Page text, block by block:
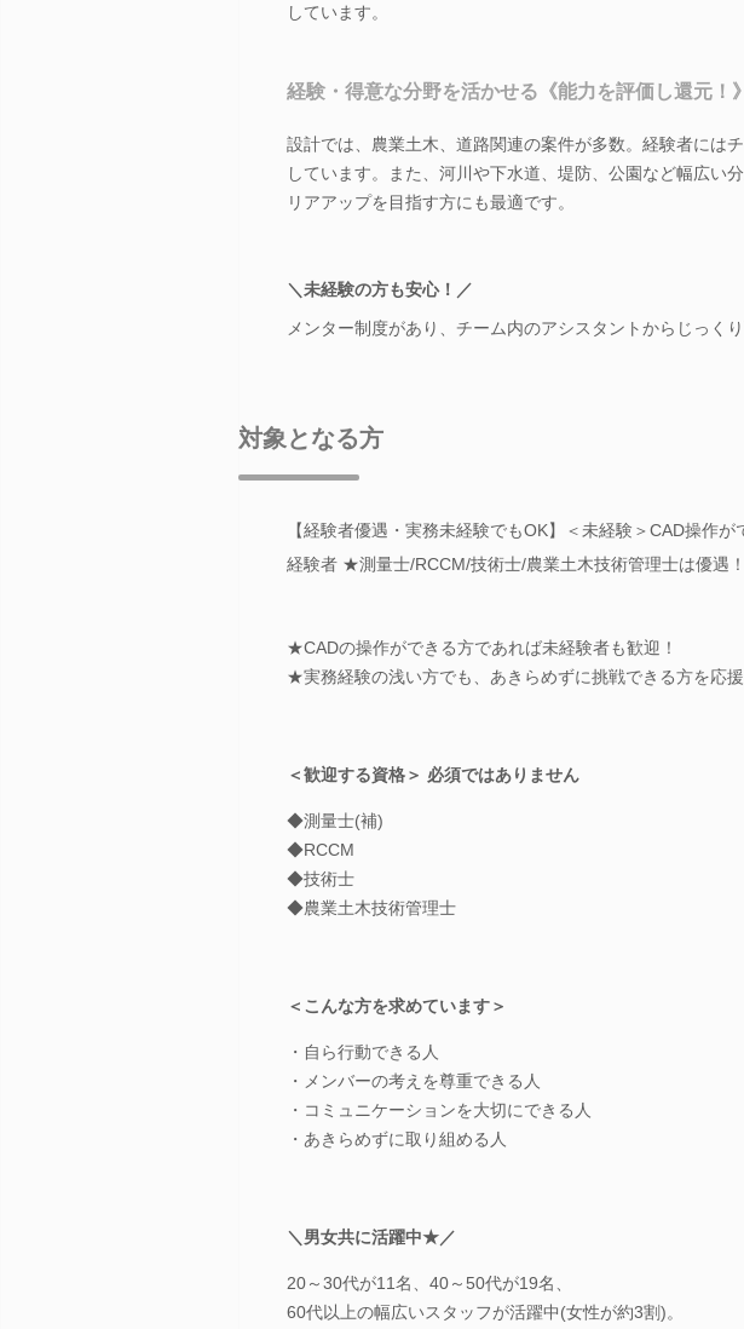
しています。
経験・得意な分野を活かせる《能力を評価し還元！》
設計では、農業土木、道路関連の案件が多数。経験者には
しています。また、河川や下水道、堤防、公園など幅広い
リアアップを目指す方にも最適です。
＼未経験の方も安心！／
メンター制度があり、チーム内のアシスタントからじっくり
対象となる方
【経験者優遇・実務未経験でもOK】＜未経験＞CAD操作
経験者 ★測量士/RCCM/技術士/農業土木技術管理士は優遇！
★CADの操作ができる方であれば未経験者も歓迎！
★実務経験の浅い方でも、あきらめずに挑戦できる方を応援
＜歓迎する資格＞ 必須ではありません
◆測量士(補)
◆RCCM
◆技術士
◆農業土木技術管理士
＜こんな方を求めています＞
・自ら行動できる人
・メンバーの考えを尊重できる人
・コミュニケーションを大切にできる人
・あきらめずに取り組める人
＼男女共に活躍中★／
20～30代が11名、40～50代が19名、
60代以上の幅広いスタッフが活躍中(女性が約3割)。